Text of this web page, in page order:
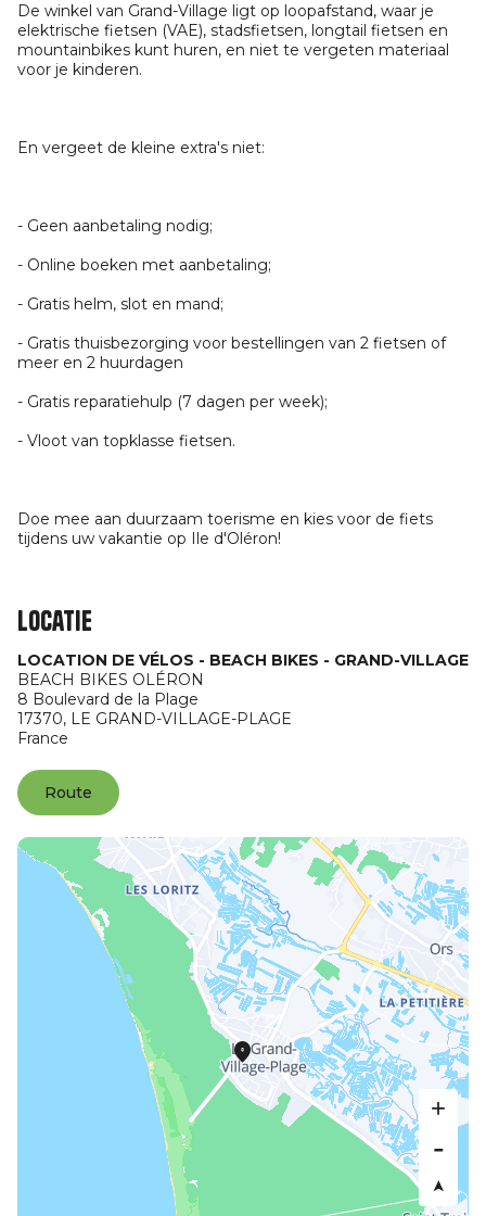
De winkel van Grand-Village ligt op loopafstand, waar je
elektrische fietsen (VAE), stadsfietsen, longtail fietsen en
mountainbikes kunt huren, en niet te vergeten materiaal
voor je kinderen.
En vergeet de kleine extra's niet:
- Geen aanbetaling nodig;
- Online boeken met aanbetaling;
- Gratis helm, slot en mand;
- Gratis thuisbezorging voor bestellingen van 2 fietsen of
meer en 2 huurdagen
- Gratis reparatiehulp (7 dagen per week);
- Vloot van topklasse fietsen.
Doe mee aan duurzaam toerisme en kies voor de fiets
tijdens uw vakantie op Ile d'Oléron!
Locatie
LOCATION DE VÉLOS - BEACH BIKES - GRAND-VILLAGE
BEACH BIKES OLÉRON
8 Boulevard de la Plage
17370, LE GRAND-VILLAGE-PLAGE
France
Route